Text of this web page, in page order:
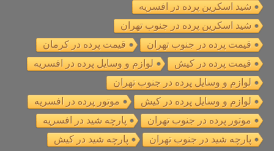
شید اسکرین پرده در افسریه
شید اسکرین پرده در جنوب تهران
قیمت پرده در جنوب تهران
قیمت پرده در کرمان
قیمت پرده در کیش
لوازم و وسایل پرده در افسریه
لوازم و وسایل پرده در جنوب تهران
لوازم و وسایل پرده در کیش
موتور پرده در افسریه
موتور پرده در جنوب تهران
پارچه شید در افسریه
پارچه شید در جنوب تهران
پارچه شید در کیش